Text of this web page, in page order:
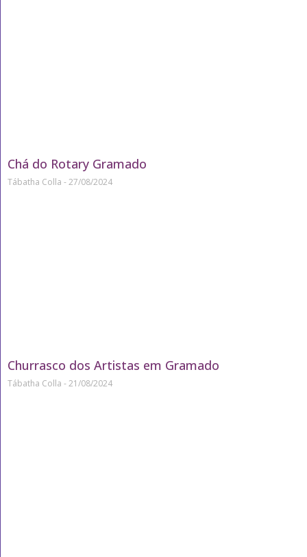
Chá do Rotary Gramado
Tábatha Colla 27/08/2024
Churrasco dos Artistas em Gramado
Tábatha Colla 21/08/2024